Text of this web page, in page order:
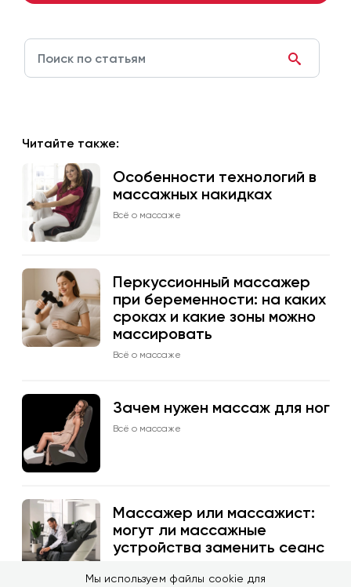
Читайте также:
Особенности технологий в
массажных накидках
Всё о массаже
Перкуссионный массажер
при беременности: на каких
сроках и какие зоны можно
массировать
Всё о массаже
Зачем нужен массаж для ног
Всё о массаже
Массажер или массажист:
могут ли массажные
устройства заменить сеанс
Мы используем файлы cookie для